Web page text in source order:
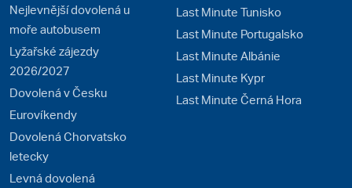
Nejlevnější dovolená u
moře autobusem
Lyžařské zájezdy
2026/2027
Dovolená v Česku
Eurovíkendy
Dovolená Chorvatsko
letecky
Levná dovolená
Last Minute Tunisko
Last Minute Portugalsko
Last Minute Albánie
Last Minute Kypr
Last Minute Černá Hora